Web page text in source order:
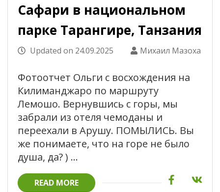
Сафари в национальном
парке Тарангире, Танзания
Updated on 24.09.2025 Михаил Мазоха
Фотоотчет Ольги с восхождения на
Килиманджаро по маршруту
Лемошо. Вернувшись с горы, мы
забрали из отеля чемоданы и
переехали в Арушу. ПОМЫЛИСЬ. Вы
же понимаете, что на горе не было
душа, да? ) …
READ MORE